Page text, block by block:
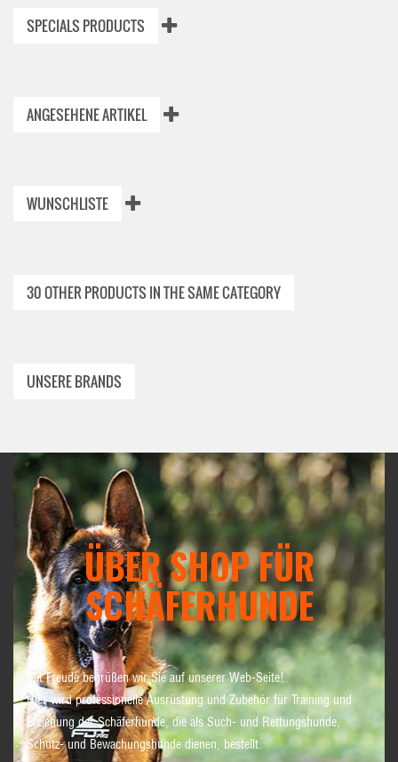
SPECIALS PRODUCTS
ANGESEHENE ARTIKEL
WUNSCHLISTE
30 OTHER PRODUCTS IN THE SAME CATEGORY
UNSERE BRANDS
ÜBER SHOP FÜR
SCHÄFERHUNDE
Mit Freude begrüßen wir Sie auf unserer Web-Seite!
Hier wird professionelle Ausrüstung und Zubehör für Training und
Erziehung der Schäferhunde, die als Such- und Rettungshunde,
Schutz- und Bewachungshunde dienen, bestellt.